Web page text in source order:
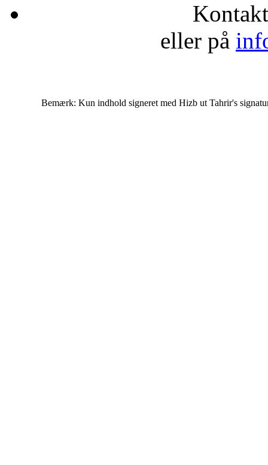
eller på
Bemærk: Kun indhold signeret med Hizb ut Tahrir's